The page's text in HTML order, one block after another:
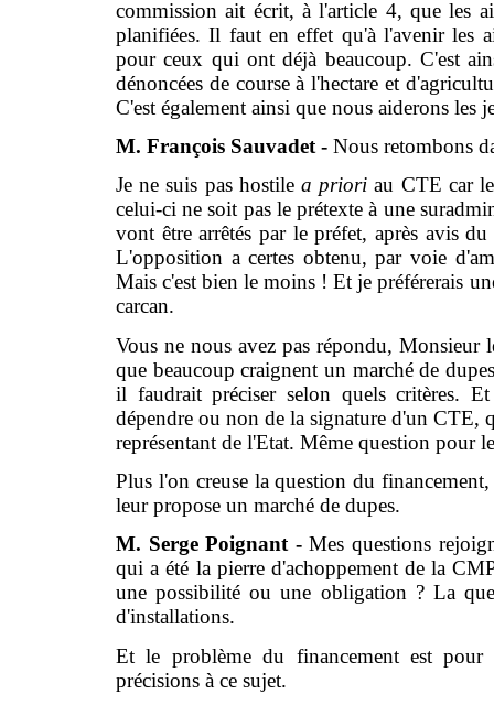
commission ait écrit, à l'article 4, que les
planifiées. Il faut en effet qu'à l'avenir les
pour ceux qui ont déjà beaucoup. C'est
dénoncées de course à l'hectare et
C'est également ainsi que nous aiderons les
M. François Sauvadet - Nous retombons
Je ne suis pas hostilea priori au CTE car
celui-ci ne soit pas le prétexte à une
vont être arrêtés par le préfet, après avis
L'opposition a certes obtenu, par voie
Mais c'est bien le moins ! Et je préférerais
carcan.
Vous ne nous avez pas répondu,
que beaucoup craignent un marché de
il faudrait préciser selon quels critères.
dépendre ou non de la signature d'un CTE,
représentant de l'Etat. Même question pour
Plus l'on creuse la question du
leur propose un marché de dupes.
M. Serge Poignant -Mes questions
qui a été la pierre d'achoppement de la
une possibilité ou une obligation ? La
d'installations.
Et le problème du financement est
précisions à ce sujet.